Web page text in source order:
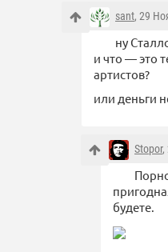
sant, 29
ну
и что — это
артистов?
или деньги
Stopor,
будете.